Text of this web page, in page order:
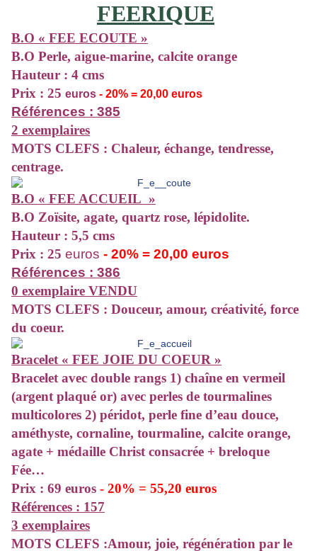
FEERIQUE
B.O « FEE ECOUTE »
B.O Perle, aigue-marine, calcite orange
Hauteur : 4 cms
Prix : 25 euros - 20% = 20,00 euros
Références : 385
2 exemplaires
MOTS CLEFS : Chaleur, échange, tendresse,
centrage.
B.O « FEE ACCUEIL »
B.O Zoïsite, agate, quartz rose, lépidolite.
Hauteur : 5,5 cms
Prix : 25 euros - 20% = 20,00 euros
Références : 386
0 exemplaire VENDU
MOTS CLEFS : Douceur, amour, créativité, force
du coeur.
Bracelet « FEE JOIE DU COEUR »
Bracelet avec double rangs 1) chaîne en vermeil
(argent plaqué or) avec perles de tourmalines
multicolores 2) péridot, perle fine d’eau douce,
améthyste, cornaline, tourmaline, calcite orange,
agate + médaille Christ consacrée + breloque
Fée…
Prix : 69 euros - 20% = 55,20 euros
Références : 157
3 exemplaires
MOTS CLEFS :Amour, joie, régénération par le